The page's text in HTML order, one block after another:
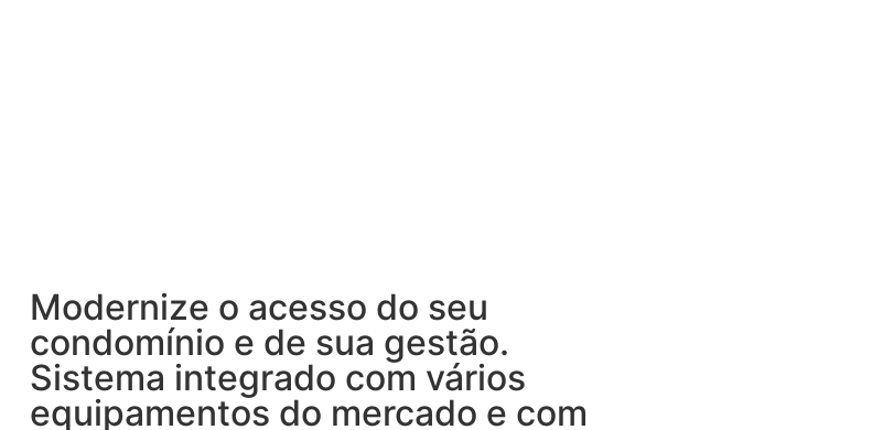
Modernize o acesso do seu
condomínio e de sua gestão.
Sistema integrado com vários
equipamentos do mercado e com